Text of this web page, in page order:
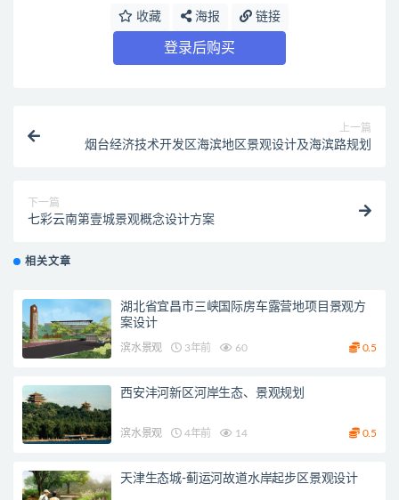
收藏 海报 链接
登录后购买
上一篇
烟台经济技术开发区海滨地区景观设计及海滨路规划
下一篇
七彩云南第壹城景观概念设计方案
相关文章
湖北省宜昌市三峡国际房车露营地项目景观方
案设计
滨水景观 3年前 60 0.5
西安沣河新区河岸生态、景观规划
滨水景观 4年前 14 0.5
天津生态城-蓟运河故道水岸起步区景观设计